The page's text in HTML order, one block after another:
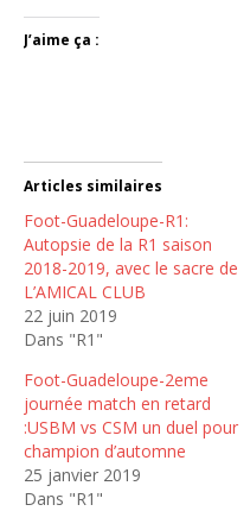
J’aime ça :
Articles similaires
Foot-Guadeloupe-R1:
Autopsie de la R1 saison
2018-2019, avec le sacre de
L’AMICAL CLUB
22 juin 2019
Dans "R1"
Foot-Guadeloupe-2eme
journée match en retard
:USBM vs CSM un duel pour
champion d’automne
25 janvier 2019
Dans "R1"